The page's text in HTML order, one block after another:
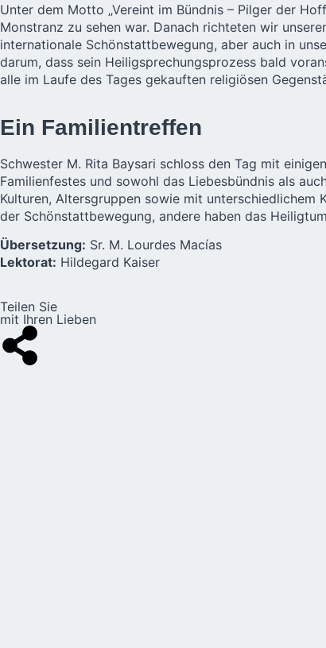
Unter dem Motto „Vereint im Bündnis – Pilger der
Monstranz zu sehen war. Danach richteten wir
internationale Schönstattbewegung, aber auch in
darum, dass sein Heiligsprechungsprozess bald
alle im Laufe des Tages gekauften religiösen
Ein Familientreffen
Schwester M. Rita Baysari schloss den Tag mit
Familienfestes und sowohl das Liebesbündnis als
Kulturen, Altersgruppen sowie mit unterschiedlichem
der Schönstattbewegung, andere haben das
Übersetzung: Sr. M. Lourdes Macías
Lektorat: Hildegard Kaiser
Teilen Sie
mit Ihren Lieben